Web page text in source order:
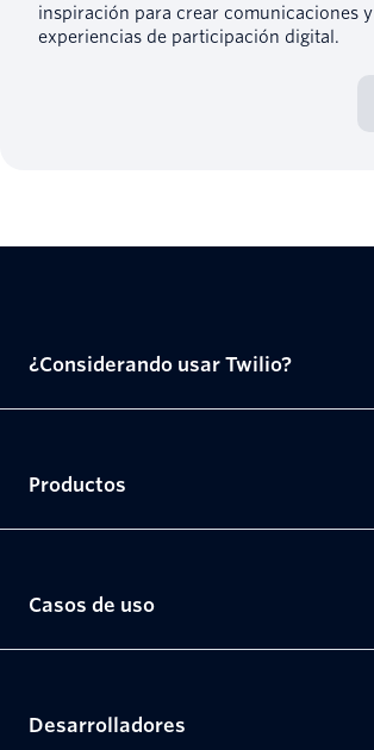
inspiración para crear comunicaciones y
experiencias de participación digital.
¿Considerando usar Twilio?
Productos
Casos de uso
Desarrolladores